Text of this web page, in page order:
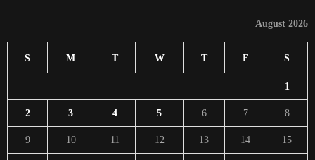
August 2026
S M T W T F S
1
2 3 4 5 6 7 8
9 10 11 12 13 14 15